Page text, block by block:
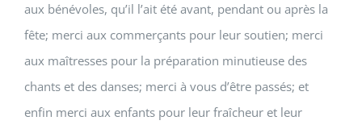
aux bénévoles, qu’il l’ait été avant, pendant ou après la
fête; merci aux commerçants pour leur soutien; merci
aux maîtresses pour la préparation minutieuse des
chants et des danses; merci à vous d’être passés; et
enfin merci aux enfants pour leur fraîcheur et leur